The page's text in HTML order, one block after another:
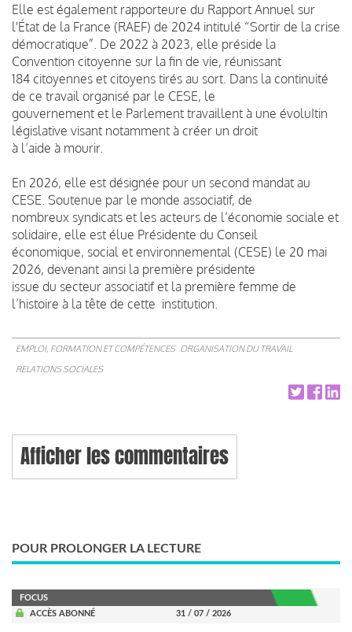
Elle est également rapporteure du Rapport Annuel sur
l'État de la France (RAEF) de 2024 intitulé “Sortir de la crise
démocratique”. De 2022 à 2023, elle préside la
Convention citoyenne sur la fin de vie, réunissant
184 citoyennes et citoyens tirés au sort. Dans la continuité
de ce travail organisé par le CESE, le
gouvernement et le Parlement travaillent à une évoluItin
législative visant notamment à créer un droit
à l’aide à mourir.
En 2026, elle est désignée pour un second mandat au
CESE. Soutenue par le monde associatif, de
nombreux syndicats et les acteurs de l’économie sociale et
solidaire, elle est élue Présidente du Conseil
économique, social et environnemental (CESE) le 20 mai
2026, devenant ainsi la première présidente
issue du secteur associatif et la première femme de
l’histoire à la tête de cette institution.
EMPLOI, FORMATION ET COMPÉTENCES ORGANISATION DU TRAVAIL
RELATIONS SOCIALES
Afficher les commentaires
POUR PROLONGER LA LECTURE
FOCUS
ACCÈS ABONNÉ
31 / 07 / 2026